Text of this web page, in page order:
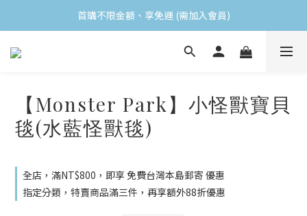
首購不限金額、享免運 (需加入會員)
首購不限金額、享免運 (需加入會員)
購買任一食品 即贈送小禮物
首購不限金額、享免運 (需加入會員)
【Monster Park】小怪獸寶貝
毯(水藍怪獸毯)
全店，滿NT$800，即享 免費台灣本島郵寄 優惠
指定分類，特賣商品滿三件，再享額外88折優惠